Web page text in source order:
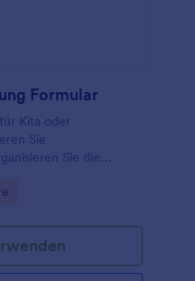
Formular
Kita oder
Sie
Sie die
von Jotform.